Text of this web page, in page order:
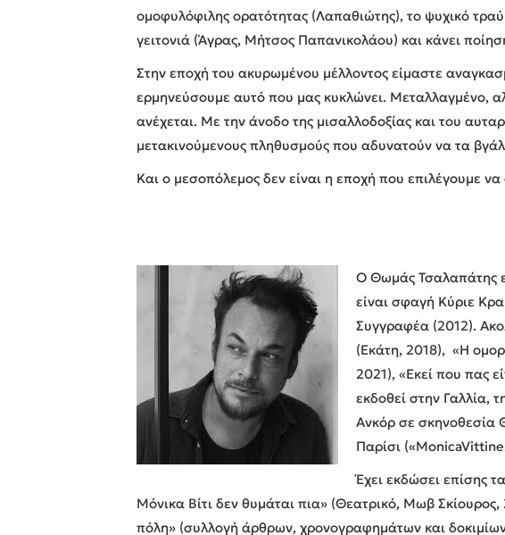
ομοφυλόφιλης ορατότητας (Λαπαθιώτης), το ψυχικό
γειτονιά (Άγρας, Μήτσος Παπανικολάου) και κάνει
Στην εποχή του ακυρωμένου μέλλοντος είμαστε
ερμηνεύσουμε αυτό που μας κυκλώνει. Μεταλλαγμένο,
ανέχεται. Με την άνοδο της μισαλλοδοξίας και του
μετακινούμενους πληθυσμούς που αδυνατούν να τα
Και ο μεσοπόλεμος δεν είναι η εποχή που επιλέγουμε
Ο Θωμάς Τσαλαπάτης
είναι σφαγή Κύριε
Συγγραφέα (2012).
(Εκάτη, 2018), «Η
2021), «Εκεί που πας
εκδοθεί στην Γαλλία,
Ανκόρ σε σκηνοθεσία
Παρίσι
Έχει εκδώσει επίσης
Μόνικα Βίτι δεν θυμάται πια» (Θεατρικό, Μωβ
πόλη» (συλλογή άρθρων, χρονογραφημάτων και